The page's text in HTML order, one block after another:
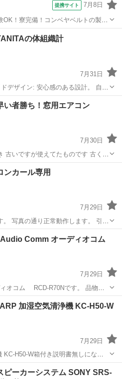
提携サイト 7月8日
OK！寮完備！コンベヤベルトの製造
体的には原料の投入や撹拌作業、ゴ
の体組織計
7月31日
乗るだけで誰かを認識し、測定・結
美容家電 体重計
い者勝ち！窓用エアコン
7月30日
ですが使えてたものです 古く
で完璧なものをお探しの方はご遠
る方のみ 値引き交渉のみ、定型分の
季節、空調家電
ンカール専用
7月29日
写真の通り正常動作します。 引き
ます。
Comm オーディオコム
7月29日
ム RCD-R70Nです。 品物に
ておりません。 何かありまして
困難な方は、 問い合わせを見合わせ
プレーヤー 100V
加湿空気清浄機 KC-H50-W
7月29日
KC-H50-W箱付き説明書無しになり
な空間をサポートします。 目立った
季節、空調家電 タンク
ーカーシステム SONY SRS-